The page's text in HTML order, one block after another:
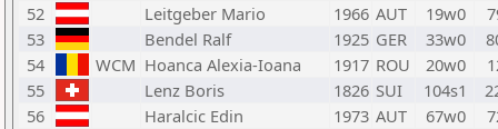
52
Leitgeber Mario 1966 AUT 19w0
53
Bendel Ralf 1925 GER 33w0
54
WCM Hoanca Alexia-Ioana 1917 ROU 20w0
55
Lenz Boris 1826 SUI 104s1
56
Haralcic Edin 1973 AUT 67w0